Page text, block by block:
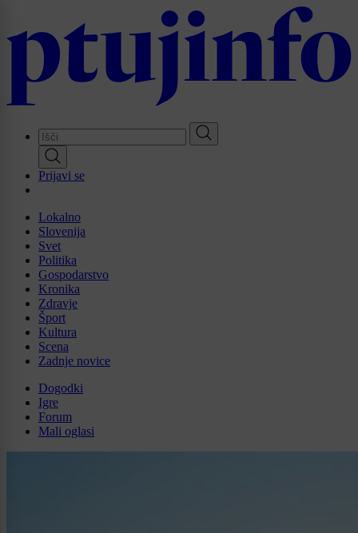
main
Prijavi se
Lokalno
Slovenija
Svet
Politika
Gospodarstvo
Kronika
Zdravje
Šport
Kultura
Scena
Zadnje novice
Dogodki
Igre
Forum
Mali oglasi